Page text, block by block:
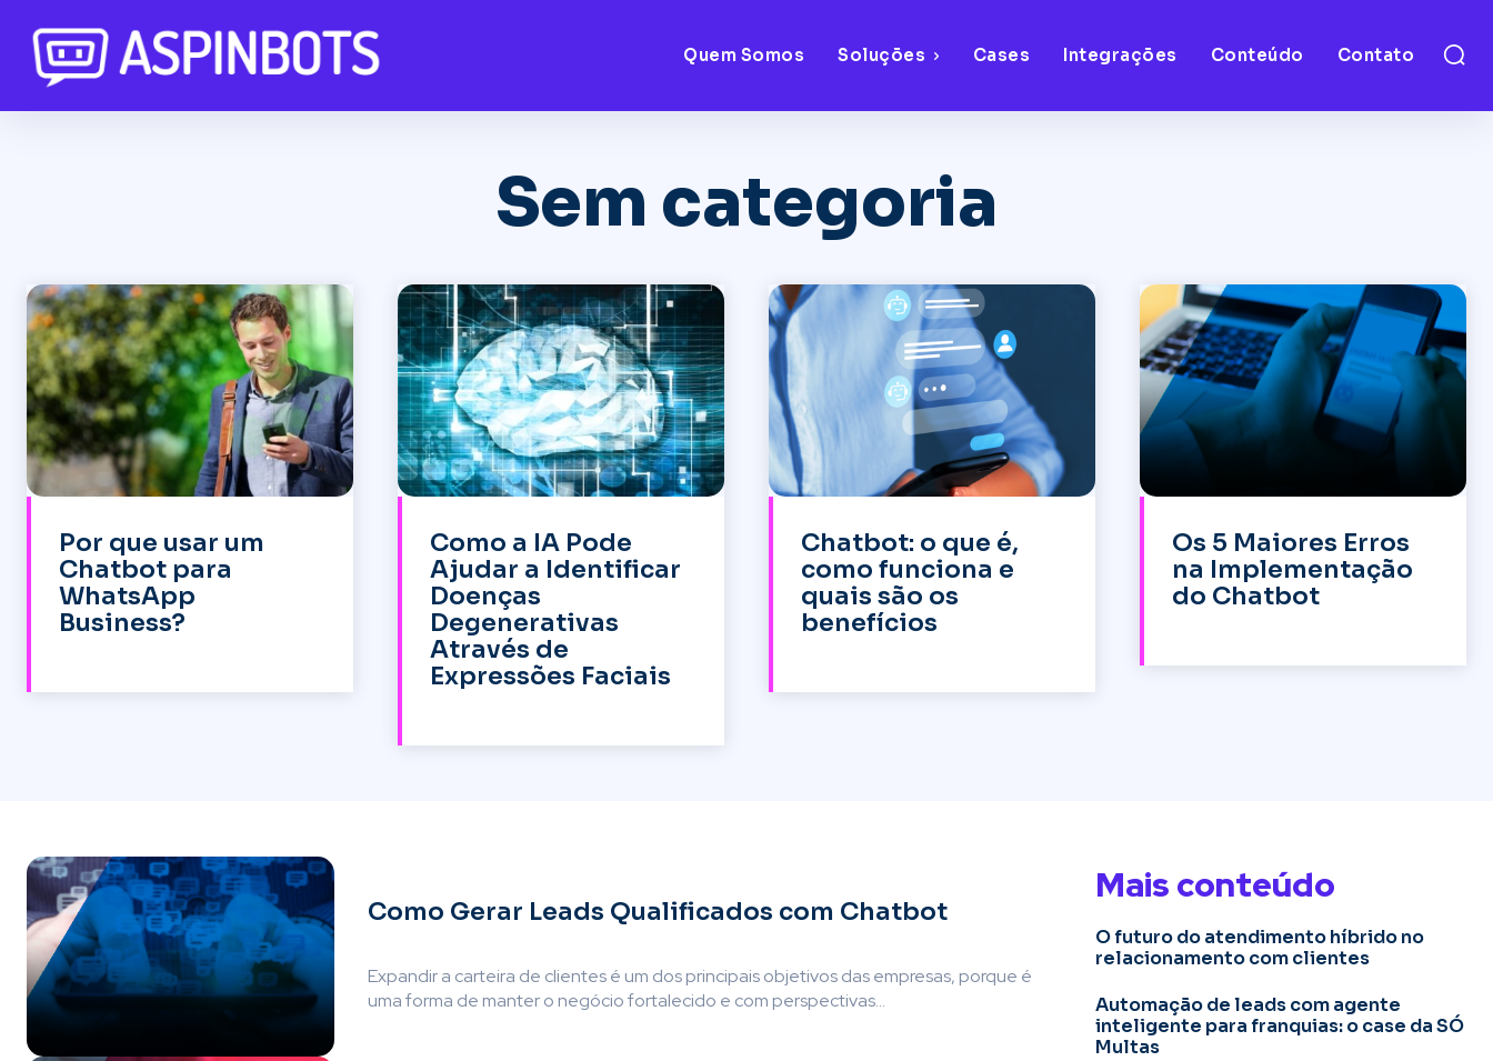
Quem Somos Soluções Cases Integrações Conteúdo Contato
Sem categoria
Por que usar um
Chatbot para
WhatsApp
Business?
Como a IA Pode
Ajudar a Identificar
Doenças
Degenerativas
Através de
Expressões Faciais
Chatbot: o que é,
como funciona e
quais são os
benefícios
Os 5 Maiores Erros
na Implementação
do Chatbot
Como Gerar Leads Qualificados com Chatbot
Expandir a carteira de clientes é um dos principais objetivos das empresas, porque é
uma forma de manter o negócio fortalecido e com perspectivas...
Mais conteúdo
O futuro do atendimento híbrido no
relacionamento com clientes
Automação de leads com agente
inteligente para franquias: o case da SÓ
Multas